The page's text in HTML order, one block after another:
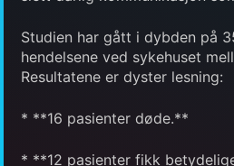
Studien har gått i dybden på
hendelsene ved sykehuset
Resultatene er dyster lesning:
* **16 pasienter døde.**
* **12 pasienter fikk